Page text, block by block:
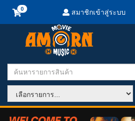
สมาชิกเข้าสู่ระบบ